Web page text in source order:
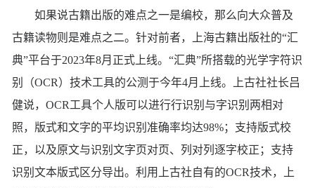
如果说古籍出版的难点之一是编校，那么向大众普及
古籍读物则是难点之二。针对前者，上海古籍出版社的“汇
典”平台于2023年8月正式上线。“汇典”所搭载的光学字符识
别（OCR）技术工具的公测于今年4月上线。上古社社长吕
健说，OCR工具个人版可以进行行识别与字识别两相对
照，版式和文字的平均识别准确率均达98%；支持版式校
正，以及原文与识别文字页对页、列对列逐字校正；支持
识别文本版式区分导出。利用上古社自有的OCR技术，上